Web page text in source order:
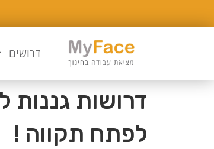
דרושים
דרושות גננות
לפתח תקווה !